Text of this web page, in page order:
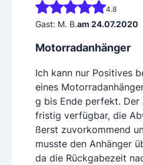
4.8
Gast: M. B.am 24.07.2020
Motorradanhänger
Ich kann nur Positives
eines
g bis Ende perfekt. Der
fristig verfügbar, die
ßerst zuvorkommend
musste den Anhänger
da die Rückgabezeit